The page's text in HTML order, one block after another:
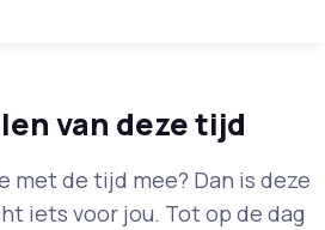
van deze tijd
met de tijd mee? Dan is deze
iets voor jou. Tot op de dag